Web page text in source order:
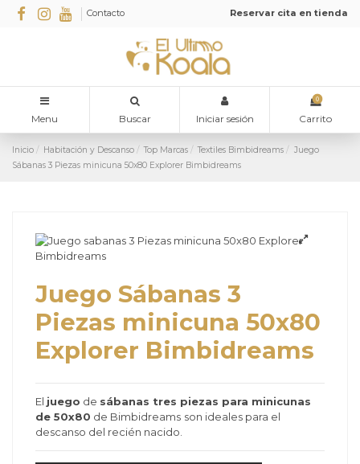
Contacto Reservar cita en tienda
Menu Buscar Iniciar sesión
0
Carrito
Inicio Habitación y Descanso Top Marcas Textiles Bimbidreams
Juego
Sábanas 3 Piezas minicuna 50x80 Explorer Bimbidreams
Juego Sábanas 3
Piezas minicuna 50x80
Explorer Bimbidreams
El juego de sábanas tres piezas para minicunas
de 50x80 de Bimbidreams son ideales para el
descanso del recién nacido.